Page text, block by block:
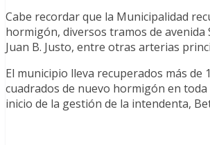
Cabe recordar que la Municipalidad
hormigón, diversos tramos de avenida
Juan B. Justo, entre otras arterias
El municipio lleva recuperados más de
cuadrados de nuevo hormigón en toda
inicio de la gestión de la intendenta,